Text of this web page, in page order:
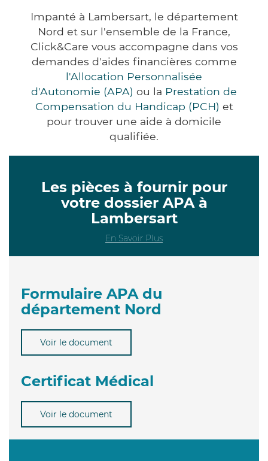
Impanté à Lambersart, le département
Nord et sur l'ensemble de la France,
Click&Care vous accompagne dans vos
demandes d'aides financières comme
l'Allocation Personnalisée
d'Autonomie (APA) ou la Prestation de
Compensation du Handicap (PCH) et
pour trouver une aide à domicile
qualifiée.
Les pièces à fournir pour
votre dossier APA à
Lambersart
En Savoir Plus
Formulaire APA du
département Nord
Voir le document
Certificat Médical
Voir le document